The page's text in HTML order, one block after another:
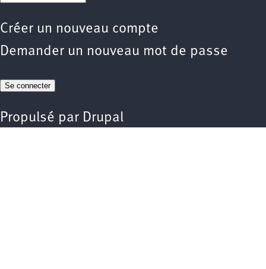
Créer un nouveau compte
Demander un nouveau mot de passe
Propulsé par Drupal